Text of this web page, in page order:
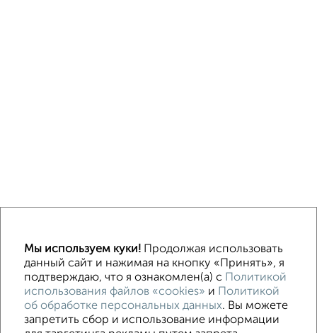
Однокомнатные Двухкомнатные
Без посредников
На длительный срок На сутки Без мебели
Контакты
Политика конфиденциальности
Пользовательское соглашение
Волгоград, улица Огарёва 15
© 2015–2026
Сайт-доска объявлений недвижимости
Мы используем куки!Продолжая использовать
данный сайт и нажимая на кнопку «Принять», я
подтверждаю, что я ознакомлен(а) с Политикой
использования файлов «cookies» и Политикой
об обработке персональных данных. Вы можете
запретить сбор и использование информации